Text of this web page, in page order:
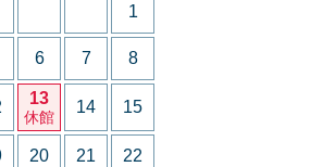
1
6 7 8
13
休館
14 15
20 21 22